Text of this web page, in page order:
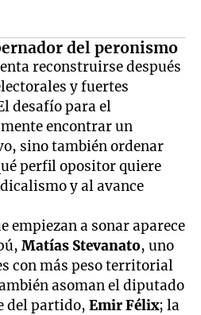
del peronismo
reconstruirse después
y fuertes
desafío para el
encontrar un
sino también ordenar
perfil opositor quiere
y al avance
empiezan a sonar aparece
Matías Stevanato, uno
con más peso territorial
asoman el diputado
del partido,Emir Félix; la